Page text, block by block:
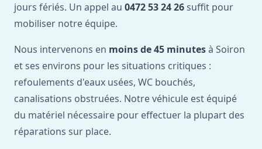
jours fériés. Un appel au 0472 53 24 26 suffit pour
mobiliser notre équipe.
Nous intervenons en moins de 45 minutesà Soiron
et ses environs pour les situations critiques :
refoulements d'eaux usées, WC bouchés,
canalisations obstruées. Notre véhicule est équipé
du matériel nécessaire pour effectuer la plupart des
réparations sur place.